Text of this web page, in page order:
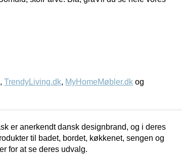
, TrendyLiving.dk, MyHomeMøbler.dk og
er anerkendt dansk designbrand, og i deres
til badet, bordet, køkkenet, sengen og
for at se deres udvalg.